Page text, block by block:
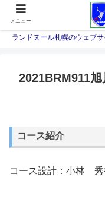
ランドヌール札幌のウェブ
2021BRM911旭
コース紹介
コース設計：小林 秀
メニュー